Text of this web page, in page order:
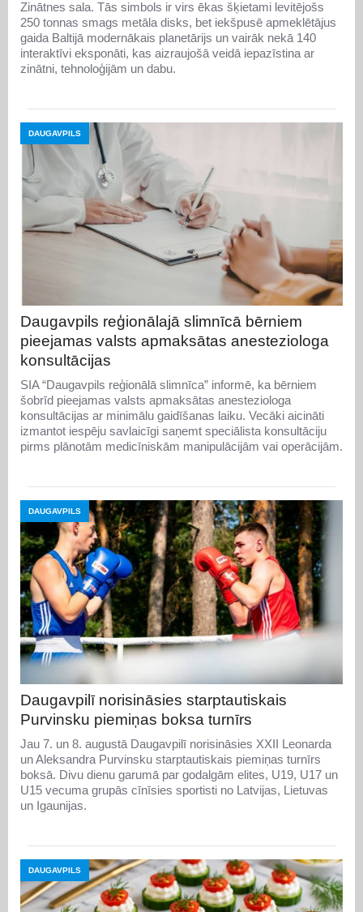
Zinātnes sala. Tās simbols ir virs ēkas šķietami levitējošs
250 tonnas smags metāla disks, bet iekšpusē apmeklētājus
gaida Baltijā modernākais planetārijs un vairāk nekā 140
interaktīvi eksponāti, kas aizraujošā veidā iepazīstina ar
zinātni, tehnoloģijām un dabu.
DAUGAVPILS
Daugavpils reģionālajā slimnīcā bērniem
pieejamas valsts apmaksātas anesteziologa
konsultācijas
SIA “Daugavpils reģionālā slimnīca” informē, ka bērniem
šobrīd pieejamas valsts apmaksātas anesteziologa
konsultācijas ar minimālu gaidīšanas laiku. Vecāki aicināti
izmantot iespēju savlaicīgi saņemt speciālista konsultāciju
pirms plānotām medicīniskām manipulācijām vai operācijām.
DAUGAVPILS
Daugavpilī norisināsies starptautiskais
Purvinsku piemiņas boksa turnīrs
Jau 7. un 8. augustā Daugavpilī norisināsies XXII Leonarda
un Aleksandra Purvinsku starptautiskais piemiņas turnīrs
boksā. Divu dienu garumā par godalgām elites, U19, U17 un
U15 vecuma grupās cīnīsies sportisti no Latvijas, Lietuvas
un Igaunijas.
DAUGAVPILS